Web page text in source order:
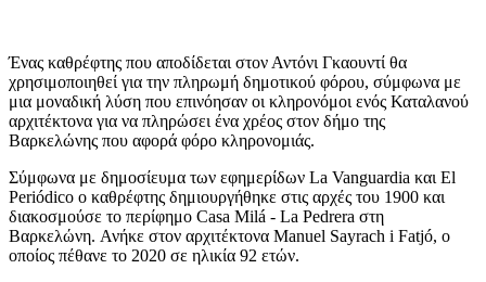
Ένας καθρέφτης που αποδίδεται στον Αντόνι Γκαουντί θα
χρησιμοποιηθεί για την πληρωμή δημοτικού φόρου, σύμφωνα με
μια μοναδική λύση που επινόησαν οι κληρονόμοι ενός Καταλανού
αρχιτέκτονα για να πληρώσει ένα χρέος στον δήμο της
Βαρκελώνης που αφορά φόρο κληρονομιάς.
Σύμφωνα με δημοσίευμα των εφημερίδων La Vanguardia και El
Periódico ο καθρέφτης δημιουργήθηκε στις αρχές του 1900 και
διακοσμούσε το περίφημο Casa Milá - La Pedrera στη
Βαρκελώνη. Ανήκε στον αρχιτέκτονα Manuel Sayrach i Fatjó, ο
οποίος πέθανε το 2020 σε ηλικία 92 ετών.